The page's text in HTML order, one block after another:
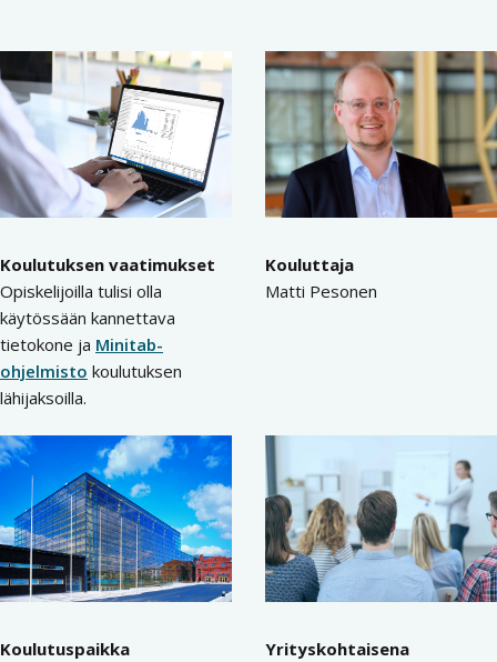
Koulutuksen vaatimukset
Opiskelijoilla tulisi olla
käytössään kannettava
tietokone ja Minitab-
ohjelmisto koulutuksen
lähijaksoilla.
Kouluttaja
Matti Pesonen
Koulutuspaikka
Yrityskohtaisena